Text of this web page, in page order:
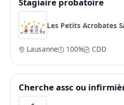
Les Petits Acrobates
Lausanne 100% CDD
Cherche assc ou